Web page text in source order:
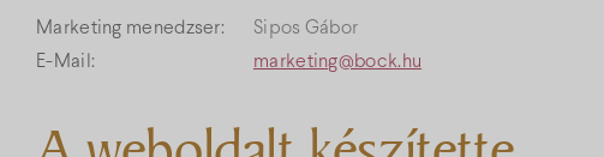
Marketing menedzser:
Sipos Gábor
E-Mail:
marketing@bock.hu